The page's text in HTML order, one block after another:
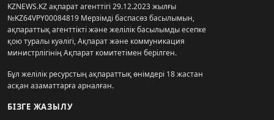
KZNEWS.KZ ақпарат агенттігі 29.12.2023 жылғы
№KZ64VPY00084819 Мерзімді баспасөз басылымын,
ақпараттық агенттікті және желілік басылымды есепке
қою туралы куәлігі, Ақпарат және коммуникация
министрлігінің Ақпарат комитетімен берілген.
Бұл желілік ресурстың ақпараттық өнімдері 18 жастан
асқан азаматтарға арналған.
БІЗГЕ ЖАЗЫЛУ